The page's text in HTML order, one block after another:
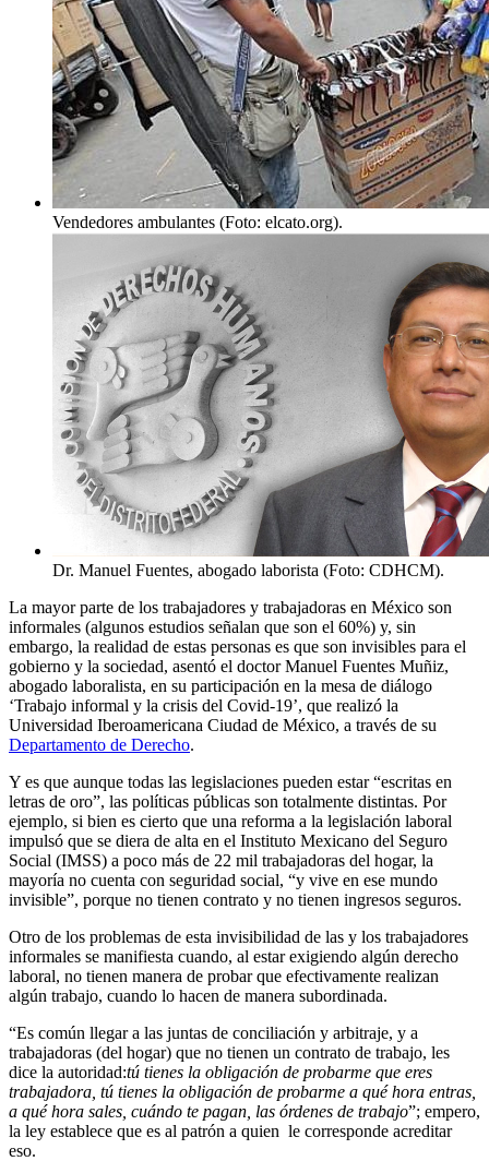
Vendedores ambulantes (Foto: elcato.org).
Dr. Manuel Fuentes, abogado laborista (Foto: CDHCM).
La mayor parte de los trabajadores y trabajadoras en México son
informales (algunos estudios señalan que son el 60%) y, sin
embargo, la realidad de estas personas es que son invisibles para el
gobierno y la sociedad, asentó el doctor Manuel Fuentes Muñiz,
abogado laboralista, en su participación en la mesa de diálogo
‘Trabajo informal y la crisis del Covid-19’, que realizó la
Universidad Iberoamericana Ciudad de México, a través de su
Departamento de Derecho.
Y es que aunque todas las legislaciones pueden estar “escritas en
letras de oro”, las políticas públicas son totalmente distintas. Por
ejemplo, si bien es cierto que una reforma a la legislación laboral
impulsó que se diera de alta en el Instituto Mexicano del Seguro
Social (IMSS) a poco más de 22 mil trabajadoras del hogar, la
mayoría no cuenta con seguridad social, “y vive en ese mundo
invisible”, porque no tienen contrato y no tienen ingresos seguros.
Otro de los problemas de esta invisibilidad de las y los trabajadores
informales se manifiesta cuando, al estar exigiendo algún derecho
laboral, no tienen manera de probar que efectivamente realizan
algún trabajo, cuando lo hacen de manera subordinada.
“Es común llegar a las juntas de conciliación y arbitraje, y a
trabajadoras (del hogar) que no tienen un contrato de trabajo, les
dice la autoridad:tú tienes la obligación de probarme que eres
trabajadora, tú tienes la obligación de probarme a qué hora entras,
a qué hora sales, cuándo te pagan, las órdenes de trabajo”; empero,
la ley establece que es al patrón a quien le corresponde acreditar
eso.